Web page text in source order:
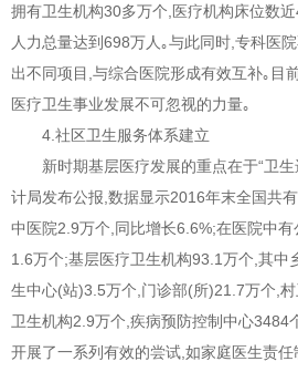
拥有卫生机构30多万个,医疗机构床位数
人力总量达到698万人｡与此同时,专科医
出不同项目,与综合医院形成有效互补｡目
医疗卫生事业发展不可忽视的力量｡
4.社区卫生服务体系建立
新时期基层医疗发展的重点在于“卫生
计局发布公报,数据显示2016年末全国共
中医院2.9万个,同比增长6.6%;在医院中
1.6万个;基层医疗卫生机构93.1万个,其中
生中心(站)3.5万个,门诊部(所)21.7万个,
卫生机构2.9万个,疾病预防控制中心3484
开展了一系列有效的尝试,如家庭医生责